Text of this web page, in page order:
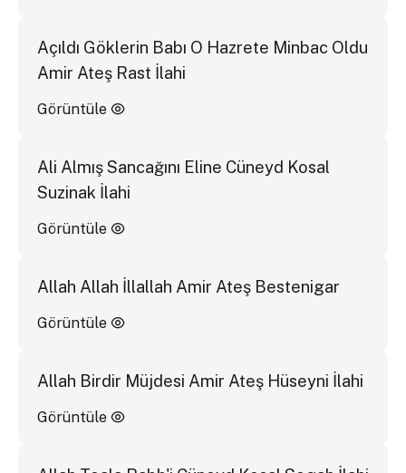
Açıldı Göklerin Babı O Hazrete Minbac Oldu
Amir Ateş Rast İlahi
Görüntüle
Ali Almış Sancağını Eline Cüneyd Kosal
Suzinak İlahi
Görüntüle
Allah Allah İllallah Amir Ateş Bestenigar
Görüntüle
Allah Birdir Müjdesi Amir Ateş Hüseyni İlahi
Görüntüle